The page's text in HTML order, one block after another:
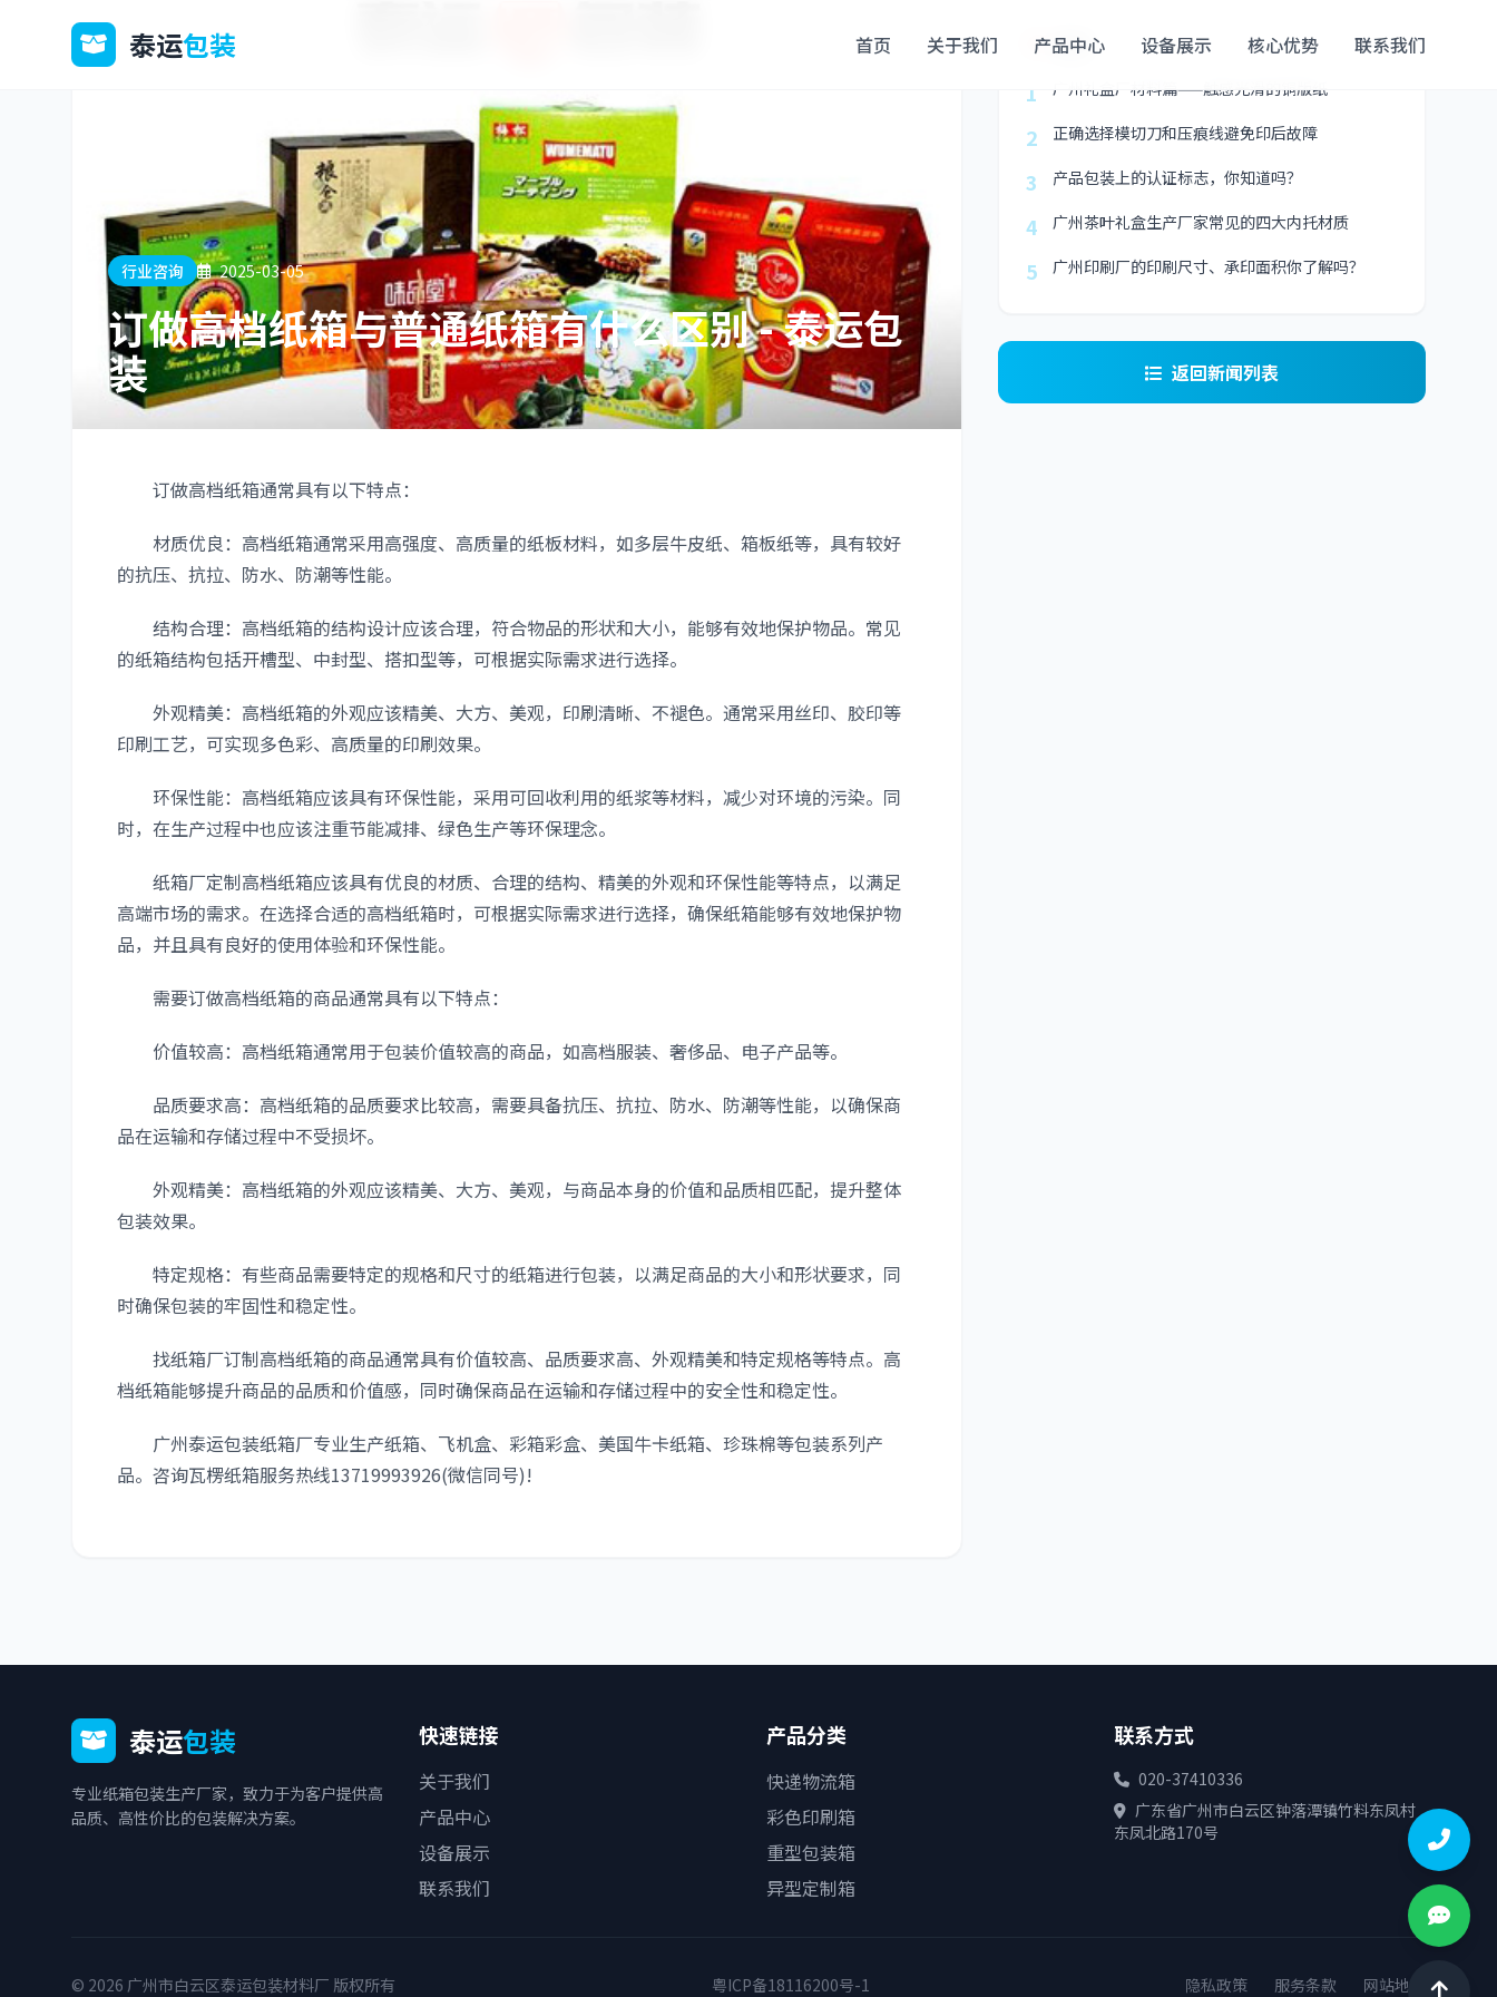
泰运包装 首页 关于我们 产品中心 设备展示 核心优势 联系我们
行业咨询 2025-03-05
订做高档纸箱与普通纸箱有什么区别 - 泰运包
装
订做高档纸箱通常具有以下特点：
材质优良：高档纸箱通常采用高强度、高质量的纸板材料，如多层牛皮纸、箱板纸等，具有较好
的抗压、抗拉、防水、防潮等性能。
结构合理：高档纸箱的结构设计应该合理，符合物品的形状和大小，能够有效地保护物品。常见
的纸箱结构包括开槽型、中封型、搭扣型等，可根据实际需求进行选择。
外观精美：高档纸箱的外观应该精美、大方、美观，印刷清晰、不褪色。通常采用丝印、胶印等
印刷工艺，可实现多色彩、高质量的印刷效果。
环保性能：高档纸箱应该具有环保性能，采用可回收利用的纸浆等材料，减少对环境的污染。同
时，在生产过程中也应该注重节能减排、绿色生产等环保理念。
纸箱厂定制高档纸箱应该具有优良的材质、合理的结构、精美的外观和环保性能等特点，以满足
高端市场的需求。在选择合适的高档纸箱时，可根据实际需求进行选择，确保纸箱能够有效地保护物
品，并且具有良好的使用体验和环保性能。
需要订做高档纸箱的商品通常具有以下特点：
价值较高：高档纸箱通常用于包装价值较高的商品，如高档服装、奢侈品、电子产品等。
品质要求高：高档纸箱的品质要求比较高，需要具备抗压、抗拉、防水、防潮等性能，以确保商
品在运输和存储过程中不受损坏。
外观精美：高档纸箱的外观应该精美、大方、美观，与商品本身的价值和品质相匹配，提升整体
包装效果。
特定规格：有些商品需要特定的规格和尺寸的纸箱进行包装，以满足商品的大小和形状要求，同
时确保包装的牢固性和稳定性。
找纸箱厂订制高档纸箱的商品通常具有价值较高、品质要求高、外观精美和特定规格等特点。高
档纸箱能够提升商品的品质和价值感，同时确保商品在运输和存储过程中的安全性和稳定性。
广州泰运包装纸箱厂专业生产纸箱、飞机盒、彩箱彩盒、美国牛卡纸箱、珍珠棉等包装系列产
品。咨询瓦楞纸箱服务热线13719993926(微信同号)!
最新
1
广州礼盒厂材料篇——触感光滑的铜版纸
2 正确选择模切刀和压痕线避免印后故障
3 产品包装上的认证标志，你知道吗？
4 广州茶叶礼盒生产厂家常见的四大内托材质
5 广州印刷厂的印刷尺寸、承印面积你了解吗？
返回新闻列表
泰运包装
专业纸箱包装生产厂家，致力于为客户提供高
品质、高性价比的包装解决方案。
快速链接
关于我们
产品中心
设备展示
联系我们
产品分类
快递物流箱
彩色印刷箱
重型包装箱
异型定制箱
联系方式
020-37410336
广东省广州市白云区钟落潭镇竹料东凤村
东凤北路170号
© 2026 广州市白云区泰运包装材料厂 版权所有 粤ICP备18116200号-1 隐私政策 服务条款 网站地图